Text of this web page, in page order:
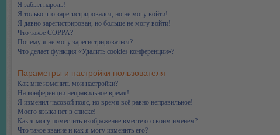
Я забыл пароль!
Я только что зарегистрировался, но не могу войти!
Я давно зарегистрирован, но больше не могу войти!
Что такое COPPA?
Почему я не могу зарегистрироваться?
Что делает функция «Удалить cookies конференции»?
Параметры и настройки пользователя
Как мне изменить мои настройки?
На конференции неправильное время!
Я изменил часовой пояс, но время всё равно неправильное!
Моего языка нет в списке!
Как я могу поместить изображение вместе со своим именем?
Что такое звание и как я могу изменить его?